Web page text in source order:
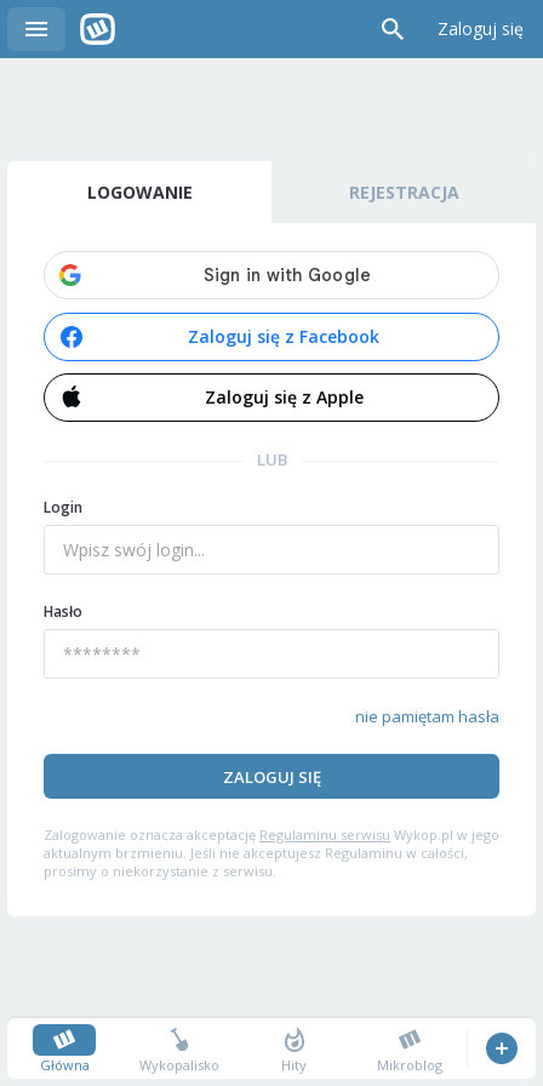
Zaloguj się
LOGOWANIE REJESTRACJA
Zaloguj się z Facebook
Zaloguj się z Apple
LUB
Login
Hasło
nie pamiętam hasła
ZALOGUJ SIĘ
Zalogowanie oznacza akceptację Regulaminu serwisu Wykop.pl w jego
aktualnym brzmieniu. Jeśli nie akceptujesz Regulaminu w całości,
prosimy o niekorzystanie z serwisu.
Główna Wykopalisko Hity Mikroblog